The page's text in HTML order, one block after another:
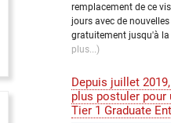
remplacement de ce
jours avec de
gratuitement jusqu'à la
plus...)
Depuis juillet
plus postuler pour
Tier 1 Graduate